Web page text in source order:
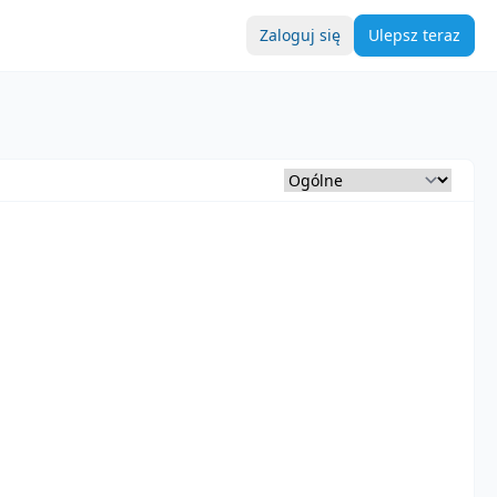
Zaloguj się Ulepsz teraz